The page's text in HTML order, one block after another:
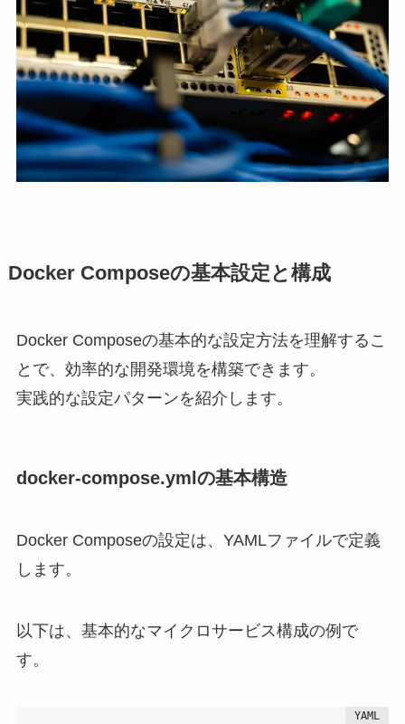
Docker Composeの基本設定と構成
Docker Composeの基本的な設定方法を理解するこ
とで、効率的な開発環境を構築できます。
実践的な設定パターンを紹介します。
docker-compose.ymlの基本構造
Docker Composeの設定は、YAMLファイルで定義
します。
以下は、基本的なマイクロサービス構成の例で
す。